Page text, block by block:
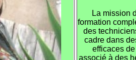
La mission
formation
des
cadre dans
efficaces
associé à des